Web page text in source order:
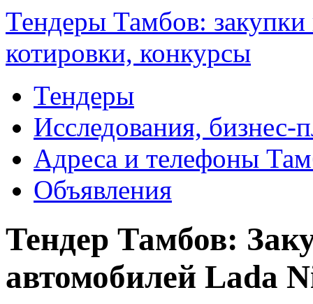
Тендеры Тамбов:
котировки, конкурсы
Тендеры
Исследования, бизнес-
Адреса и телефоны
Объявления
Тендер Тамбов:
автомобилей Lada